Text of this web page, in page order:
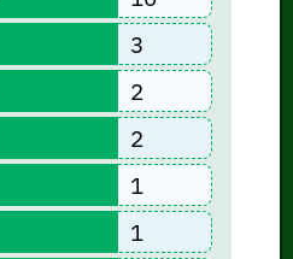
3
2
2
1
1